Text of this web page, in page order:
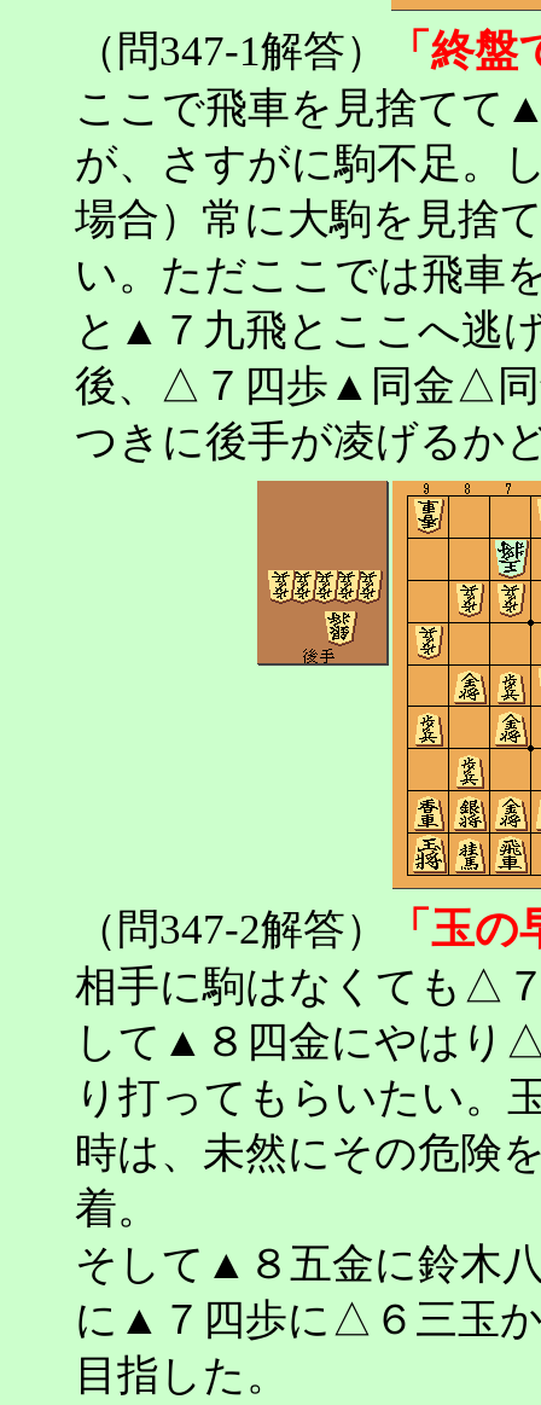
（問347-1解答） 「終
ここで飛車を見捨てて
が、さすがに駒不足。
場合）常に大駒を見捨
い。ただここでは飛車
と▲７九飛とここへ逃
後、△７四歩▲同金△同
つきに後手が凌げるか
（問347-2解答） 「玉
相手に駒はなくても△
して▲８四金にやはり
り打ってもらいたい。
時は、未然にその危険
着。
そして▲８五金に鈴木
に▲７四歩に△６三玉
目指した。